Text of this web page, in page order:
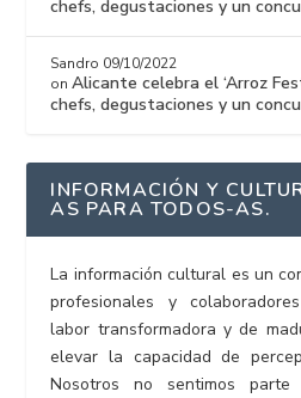
chefs, degustaciones y un
Sandro 09/10/2022
onAlicante celebra el ‘Arroz
chefs, degustaciones y un
INFORMACIÓN Y
AS PARA TODOS-AS.
La información cultural es un
profesionales y
labor transformadora y de
elevar la capacidad de
Nosotros no sentimos